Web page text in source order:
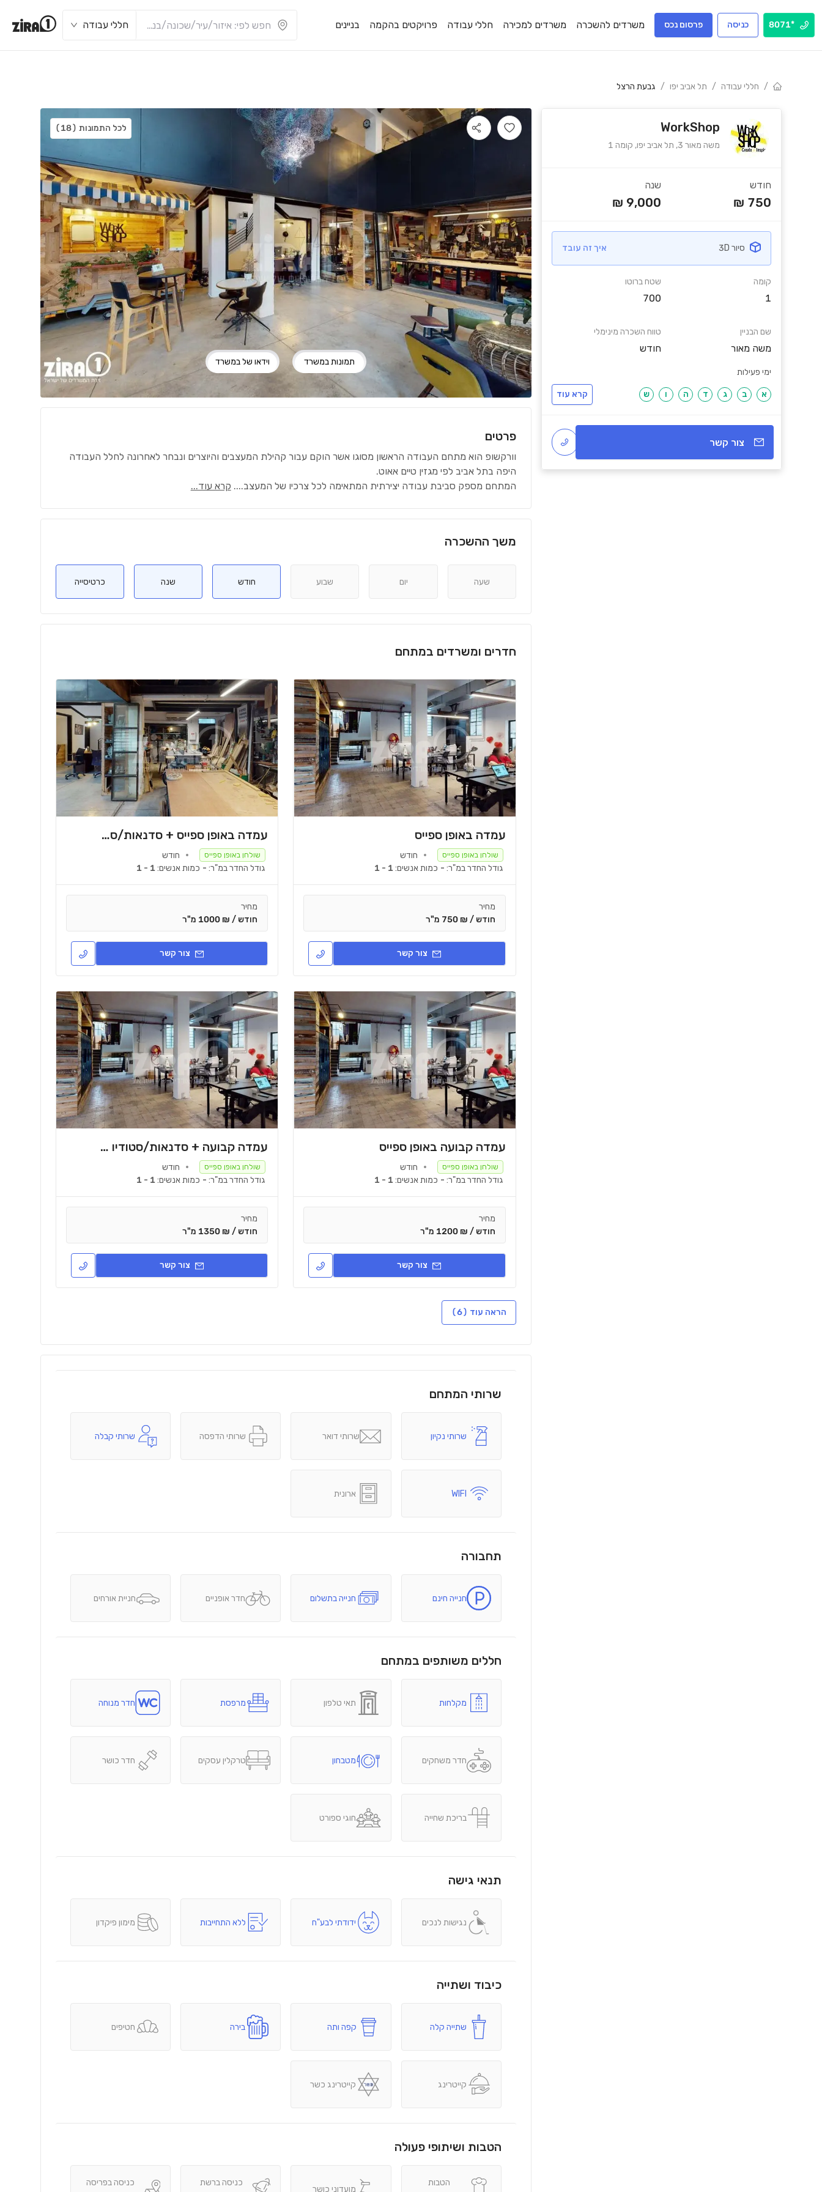
*8071 כניסה פרסום נכס משרדים להשכרה משרדים למכירה חללי עבודה פרויקטים בהקמה בניינים חללי עבודה
/ חללי עבודה / תל אביב יפו / גבעת הרצל
WorkShop
משה מאור 3, תל אביב יפו, קומה 1
חודש
750
₪
שנה
9,000
₪
סיור 3D איך זה עובד
קומה
1
שם הבניין
משה מאור
שטח ברוטו
700
טווח השכרה מינימלי
חודש
ימי פעילות
א ב ג ד ה ו ש קרא עוד
צור קשר
תמונות במשרד וידאו של במשרד
לכל התמונות (18)
פרטים
וורקשופ הוא מתחם העבודה הראשון מסוגו אשר הוקם עבור קהילת המעצבים והיוצרים ונבחר לאחרונה לחלל העבודה
היפה בתל אביב לפי מגזין טיים אאוט.
המתחם מספק סביבת עבודה יצירתית המתאימה לכל צרכיו של המעצב.... קרא עוד...
משך ההשכרה
שעה יום שבוע חודש שנה כרטיסייה
חדרים ומשרדים במתחם
עמדה באופן ספייס
שולחן באופן ספייס
חודש
כמות אנשים:1 - 1 גודל החדר במ"ר: -
מחיר
חודש / ₪ 750 מ"ר
צור קשר
עמדה באופן ספייס + סדנאות/סטודיו לצילום
שולחן באופן ספייס
חודש
כמות אנשים:1 - 1 גודל החדר במ"ר: -
מחיר
חודש / ₪ 1000 מ"ר
צור קשר
עמדה קבועה באופן ספייס
שולחן באופן ספייס
חודש
כמות אנשים:1 - 1 גודל החדר במ"ר: -
מחיר
חודש / ₪ 1200 מ"ר
צור קשר
עמדה קבועה + סדנאות/סטודיו לצילום
שולחן באופן ספייס
חודש
כמות אנשים:1 - 1 גודל החדר במ"ר: -
מחיר
חודש / ₪ 1350 מ"ר
צור קשר
הראה עוד (6)
שרותי המתחם
שרותי נקיון שרותי דואר שרותי הדפסה שרותי קבלה
WIFI ארונית
תחבורה
חנייה חינם חנייה בתשלום חדר אופניים חניית אורחים
חללים משותפים במתחם
מקלחות תאי טלפון מרפסת חדר מנוחה
חדר משחקים מטבחון טרקלין עסקים חדר כושר
בריכת שחייה חוגי ספורט
תנאי גישה
נגישות לנכים ידודתי לבע"ח ללא התחייבות מימון פיקדון
כיבוד ושתייה
שתייה קלה קפה ותה בירה חטיפים
קייטרינג קייטרינג כשר
הטבות ושיתופי פעולה
הטבות
מועדוני כושר
כניסה ברשת
כניסה בפריסה